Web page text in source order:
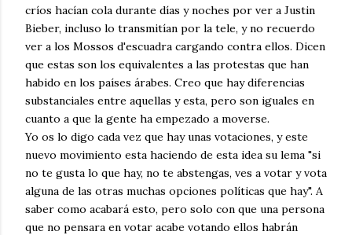
críos hacían cola durante días y noches por ver a Justin
Bieber, incluso lo transmitían por la tele, y no recuerdo
ver a los Mossos d'escuadra cargando contra ellos. Dicen
que estas son los equivalentes a las protestas que han
habido en los países árabes. Creo que hay diferencias
substanciales entre aquellas y esta, pero son iguales en
cuanto a que la gente ha empezado a moverse.
Yo os lo digo cada vez que hay unas votaciones, y este
nuevo movimiento esta haciendo de esta idea su lema "si
no te gusta lo que hay, no te abstengas, ves a votar y vota
alguna de las otras muchas opciones políticas que hay". A
saber como acabará esto, pero solo con que una persona
que no pensara en votar acabe votando ellos habrán